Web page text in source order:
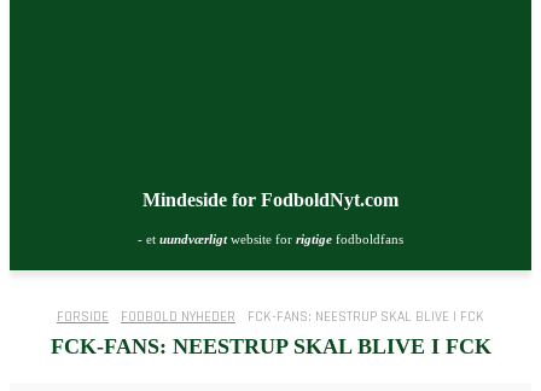
Mindeside for FodboldNyt.com
- et uundværligtwebsite for rigtige fodboldfans
FORSIDE FODBOLD NYHEDER FCK-FANS: NEESTRUP SKAL BLIVE I FCK
FCK-FANS: NEESTRUP SKAL BLIVE I FCK